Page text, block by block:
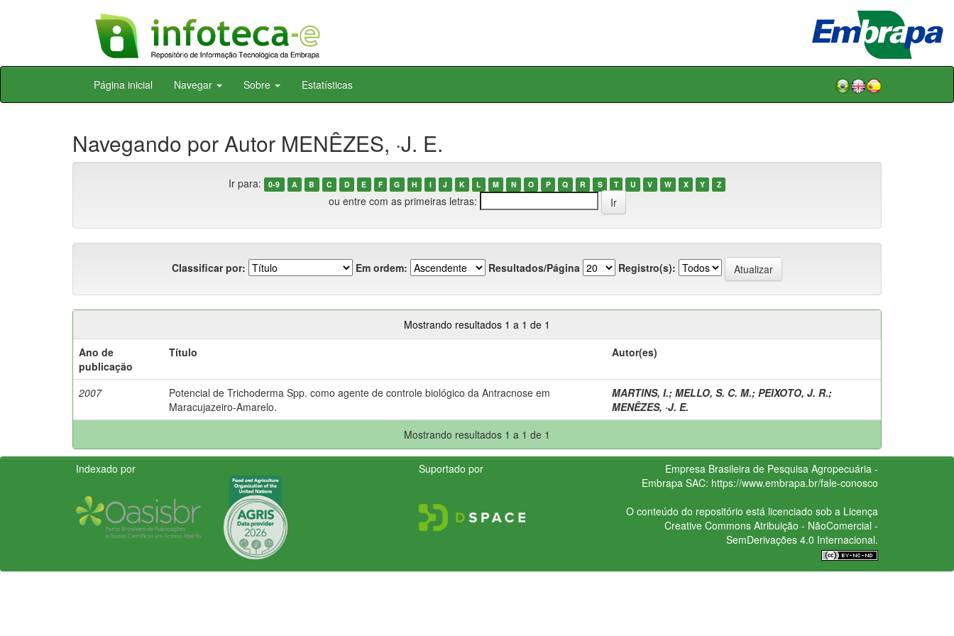
Skip
Página inicial Navegar Sobre Estatísticas
Navegando por Autor MENÊZES, ·J. E.
Ir para: 0-9 A B C D E F G H I J K L M N O P Q R S T U V W X Y Z
ou entre com as primeiras letras:
Classificar por: Em ordem: Resultados/Página Registro(s):
Mostrando resultados 1 a 1 de 1
Ano de
publicação
Título Autor(es)
2007
Potencial de Trichoderma Spp. como agente de controle biológico da Antracnose em
Maracujazeiro-Amarelo.
MARTINS, I.; MELLO, S. C. M.; PEIXOTO, J. R.;
MENÊZES, ·J. E.
Mostrando resultados 1 a 1 de 1
Indexado por Suportado por
Empresa Brasileira de Pesquisa Agropecuária -
Embrapa SAC: https://www.embrapa.br/fale-conosco
O conteúdo do repositório está licenciado sob a Licença
Creative CommonsAtribuição - NãoComercial -
SemDerivações 4.0 Internacional.